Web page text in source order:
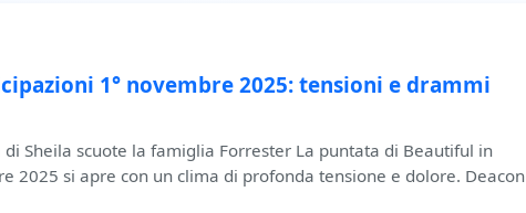
1° novembre 2025: tensioni e drammi
di Sheila scuote la famiglia Forrester La puntata di Beautiful in
2025 si apre con un clima di profonda tensione e dolore. Deacon